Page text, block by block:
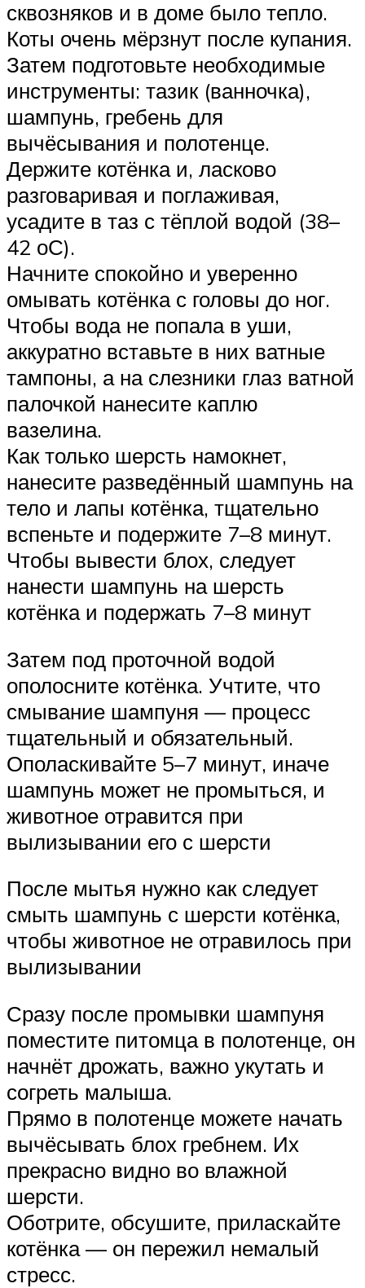
сквозняков и в доме было тепло.
Коты очень мёрзнут после купания.
Затем подготовьте необходимые
инструменты: тазик (ванночка),
шампунь, гребень для
вычёсывания и полотенце.
Держите котёнка и, ласково
разговаривая и поглаживая,
усадите в таз с тёплой водой (38–
42 оС).
Начните спокойно и уверенно
омывать котёнка с головы до ног.
Чтобы вода не попала в уши,
аккуратно вставьте в них ватные
тампоны, а на слезники глаз ватной
палочкой нанесите каплю
вазелина.
Как только шерсть намокнет,
нанесите разведённый шампунь на
тело и лапы котёнка, тщательно
вспеньте и подержите 7–8 минут.
Чтобы вывести блох, следует
нанести шампунь на шерсть
котёнка и подержать 7–8 минут
Затем под проточной водой
ополосните котёнка. Учтите, что
смывание шампуня — процесс
тщательный и обязательный.
Ополаскивайте 5–7 минут, иначе
шампунь может не промыться, и
животное отравится при
вылизывании его с шерсти
После мытья нужно как следует
смыть шампунь с шерсти котёнка,
чтобы животное не отравилось при
вылизывании
Сразу после промывки шампуня
поместите питомца в полотенце, он
начнёт дрожать, важно укутать и
согреть малыша.
Прямо в полотенце можете начать
вычёсывать блох гребнем. Их
прекрасно видно во влажной
шерсти.
Оботрите, обсушите, приласкайте
котёнка — он пережил немалый
стресс.